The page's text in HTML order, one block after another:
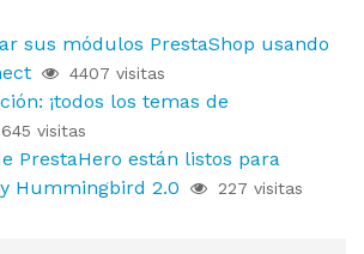
sus módulos PrestaShop usando
4407 visitas
¡todos los temas de
visitas
PrestaHero están listos para
y Hummingbird 2.0
227 visitas